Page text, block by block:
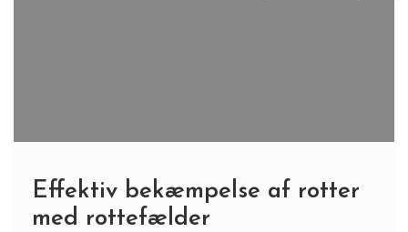
Effektiv bekæmpelse af rotter
med rottefælder